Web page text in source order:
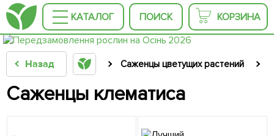
КАТАЛОГ ПОИСК КОРЗИНА
Назад Саженцы цветущих растений
Саженцы клематиса